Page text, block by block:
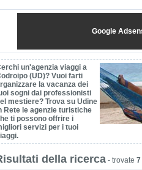
Google
un'agenzia viaggi a
(UD)? Vuoi farti
la vacanza dei
sogni dai professionisti
mestiere? Trova su Udine
Rete le agenzie turistiche
ti possono offrire i
servizi per i tuoi
della ricerca - trovate 7